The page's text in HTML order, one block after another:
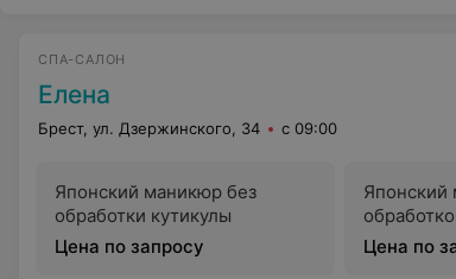
СПА-САЛОН
Елена
Брест, ул. Дзержинского, 34 с 09:00
Японский маникюр без
обработки кутикулы
Цена по запросу
Японский
Цена по